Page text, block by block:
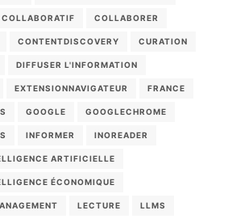
COLLABORATIF COLLABORER
CONTENTDISCOVERY CURATION
DIFFUSER L'INFORMATION
EXTENSIONNAVIGATEUR FRANCE
GOOGLE GOOGLECHROME
INFORMER INOREADER
ARTIFICIELLE
ÉCONOMIQUE
LECTURE LLMS